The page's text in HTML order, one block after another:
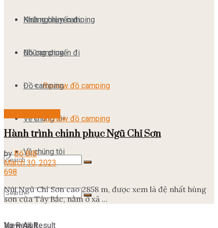
Những chuyến đi
Đồ camping
Review đồ camping
Về chúng tôi
No Result
View All Result
Kinh nghiệm camping
Những chuyến đi
Đồ camping
Review đồ camping
Về chúng tôi
No Result
Hành trình chinh phục Ngũ Chỉ Sơn
by Bố BiB
March 30, 2023
698
Núi Ngũ Chỉ Sơn cao 2858 m, được xem là đệ nhất hùng
sơn của Tây Bắc, nằm ở xã ...